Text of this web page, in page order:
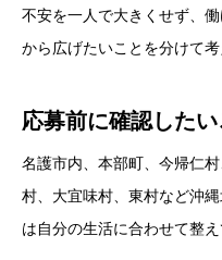
不安を一人で大きくせず、
から広げたいことを分けて考
応募前に確認したい
名護市内、本部町、今帰仁
村、大宜味村、東村など沖
は自分の生活に合わせて整え